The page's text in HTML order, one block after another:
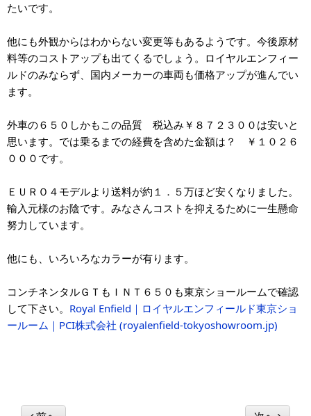
たいです。
他にも外観からはわからない変更等もあるようです。今後原材
料等のコストアップも出てくるでしょう。ロイヤルエンフィー
ルドのみならず、国内メーカーの車両も価格アップが進んでい
ます。
外車の６５０しかもこの品質 税込み￥８７２３００は安いと
思います。では乗るまでの経費を含めた金額は？ ￥１０２６
０００です。
ＥＵＲＯ４モデルより送料が約１．５万ほど安くなりました。
輸入元様のお陰です。みなさんコストを抑えるために一生懸命
努力しています。
他にも、いろいろなカラーが有ります。
コンチネンタルＧＴもＩＮＴ６５０も東京ショールームで確認
して下さい。 Royal Enfield｜ロイヤルエンフィールド東京ショ
ールーム｜PCI株式会社 (royalenfield-tokyoshowroom.jp)